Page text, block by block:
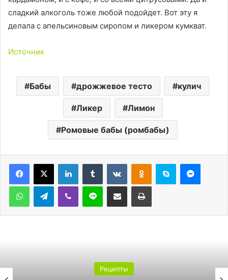
сладкий алкоголь тоже любой подойдет. Вот эту я
делала с апельсиновым сиропом и ликером кумкват.
Источник
Бабы дрожжевое тесто кулич
Ликер Лимон
Ромовые бабы (ромбабы)
LinkedInTumblr ВконтактеОдноклассники
Skype
WhatsAppTelegramViber Line Поделиться через электронную почту Печатать
Рецепты